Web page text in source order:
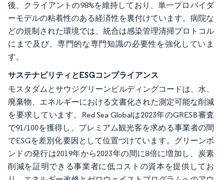
後、クライアントの98%を維持しており、単一プロバイダ
ーモデルの粘着性のある経済性を裏付けています。病院な
どの規制された環境では、統合は感染管理清掃プロトコル
にまで及び、専門的な専門知識の必要性を強化していま
す。
サステナビリティとESGコンプライアンス
モスタダムとサウジグリーンビルディングコードは、水、
廃棄物、エネルギーにおける文書化された測定可能な削減
を要求しています。Red Sea Globalは2023年のGRESB審査
で91/100を獲得し、プレミアム観光客を求める事業者の間
でESGを差別化要因として位置づけています。グリーンボ
ンドの発行は2019年から2023年の間に8倍に増加し、炭素
削減を証明できる事業者に低コストの資本を提供してお